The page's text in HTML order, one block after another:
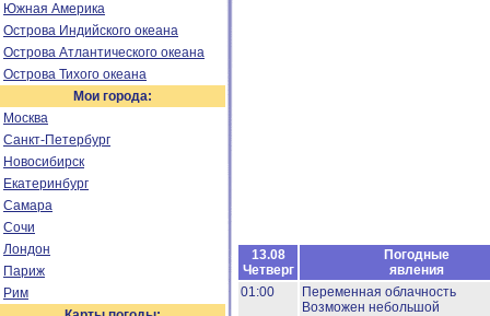
Южная Америка
Острова Индийского океана
Острова Атлантического океана
Острова Тихого океана
Мои города:
Москва
Санкт-Петербург
Новосибирск
Екатеринбург
Самара
Сочи
Лондон
Париж
Рим
13.08
Четверг
Погодные
явления
01:00
Переменная облачность
Возможен небольшой